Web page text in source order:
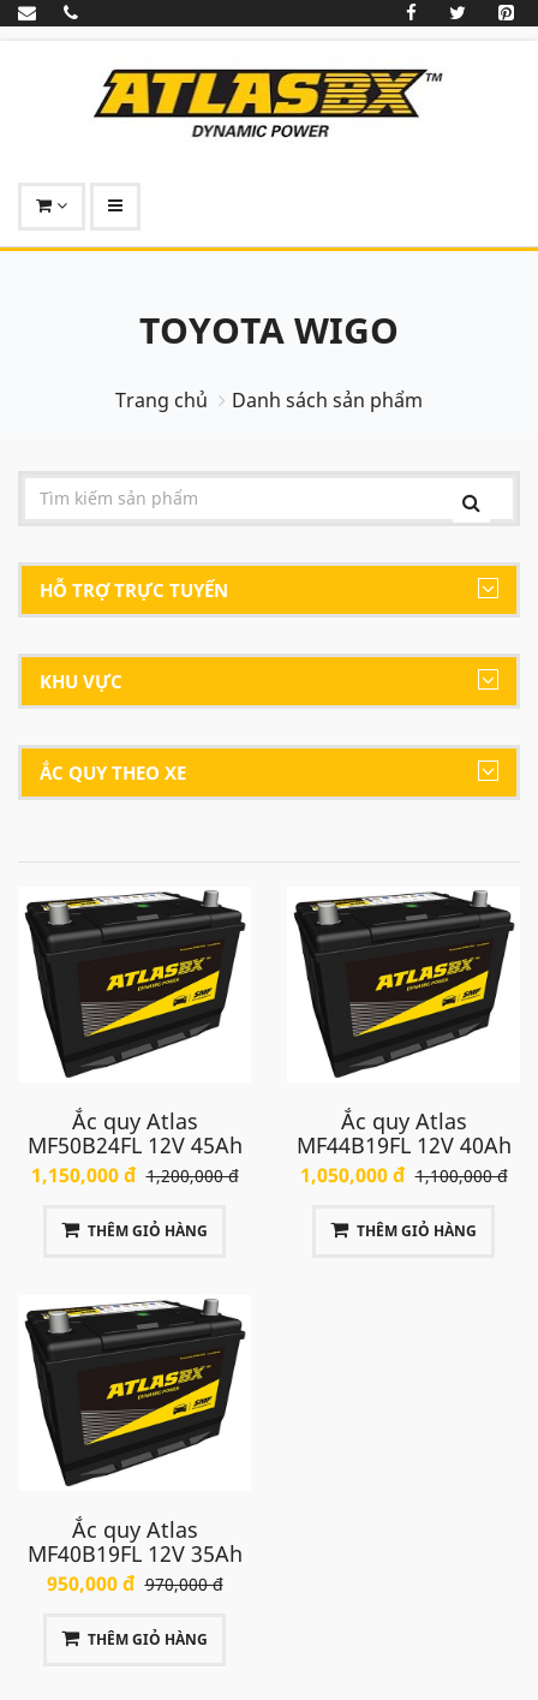
TOYOTA WIGO
Trang chủ Danh sách sản phẩm
HỖ TRỢ TRỰC TUYẾN
KHU VỰC
ẮC QUY THEO XE
Ắc quy Atlas
MF50B24FL 12V 45Ah
1,150,000 đ 1,200,000 đ
THÊM GIỎ HÀNG
Ắc quy Atlas
MF44B19FL 12V 40Ah
1,050,000 đ 1,100,000 đ
THÊM GIỎ HÀNG
Ắc quy Atlas
MF40B19FL 12V 35Ah
950,000 đ 970,000 đ
THÊM GIỎ HÀNG